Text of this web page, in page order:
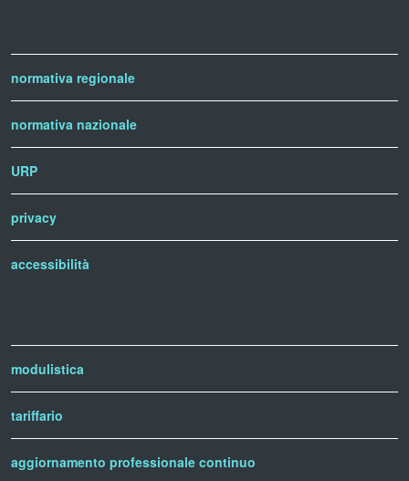
normativa regionale
normativa nazionale
URP
privacy
accessibilità
modulistica
tariffario
aggiornamento professionale continuo